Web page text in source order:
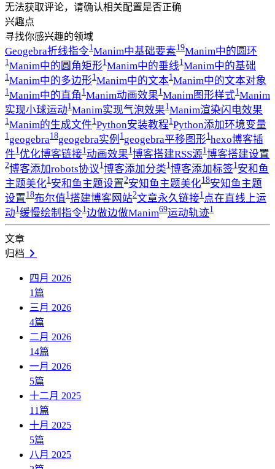
无法获取评论，请确认相关配置是否正确
兴趣点
寻找你感兴趣的领域
Geogebra折线指令1Manim中基础要素19Manim中的圆环
1Manim中的圆角矩形1Manim中的垂线1Manim中的基础
1Manim中的多边形1Manim中的文本1Manim中的文本对象
1Manim中的直角 1Manim动画效果1Manim图形样式1Manim
实现小球运动1Manim实现气泡效果1Manim渲染闪电效果
1Manim的生成文件1Python安装教程1Python添加环境变量
1geogebra18geogebra实例 1geogebra平移图形1hexo博客插
件1优化博客链接1动画效果1博客搭建RSS源1博客搭建设置
2博客添加robots协议 1博客添加分类1博客添加标签1安和鱼
主题美化1安和鱼主题设置2安知鱼主题美化18安知鱼主题
设置18布尔值1搭建博客网站2文章永久链接1点在直线上运
动1缓慢绘制指令1边做边做Manim69运动轨迹1
文章
归档
四月 2026
1篇
三月 2026
4篇
二月 2026
14篇
一月 2026
5篇
十二月 2025
11篇
十月 2025
5篇
八月 2025